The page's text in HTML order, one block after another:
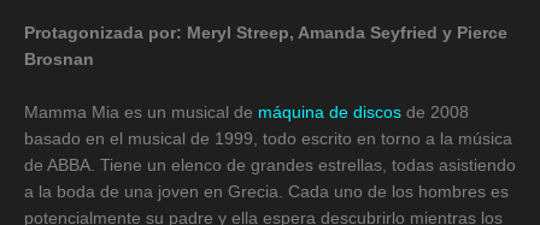
Protagonizada por: Meryl Streep, Amanda Seyfried y Pierce
Brosnan
Mamma Mia es un musical de máquina de discos de 2008
basado en el musical de 1999, todo escrito en torno a la música
de ABBA. Tiene un elenco de grandes estrellas, todas asistiendo
a la boda de una joven en Grecia. Cada uno de los hombres es
potencialmente su padre y ella espera descubrirlo mientras los